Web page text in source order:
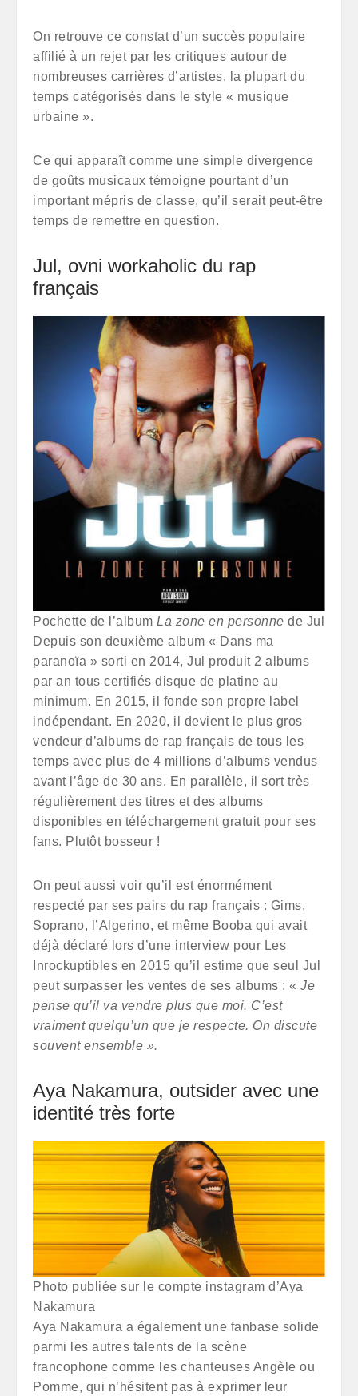
On retrouve ce constat d’un succès populaire
affilié à un rejet par les critiques autour de
nombreuses carrières d’artistes, la plupart du
temps catégorisés dans le style « musique
urbaine ».
Ce qui apparaît comme une simple divergence
de goûts musicaux témoigne pourtant d’un
important mépris de classe, qu’il serait peut-être
temps de remettre en question.
Jul, ovni workaholic du rap
français
Pochette de l’album La zone en personne de Jul
Depuis son deuxième album « Dans ma
paranoïa » sorti en 2014, Jul produit 2 albums
par an tous certifiés disque de platine au
minimum. En 2015, il fonde son propre label
indépendant. En 2020, il devient le plus gros
vendeur d’albums de rap français de tous les
temps avec plus de 4 millions d’albums vendus
avant l’âge de 30 ans. En parallèle, il sort très
régulièrement des titres et des albums
disponibles en téléchargement gratuit pour ses
fans. Plutôt bosseur !
On peut aussi voir qu’il est énormément
respecté par ses pairs du rap français : Gims,
Soprano, l’Algerino, et même Booba qui avait
déjà déclaré lors d’une interview pour Les
Inrockuptibles en 2015 qu’il estime que seul Jul
peut surpasser les ventes de ses albums : « Je
pense qu’il va vendre plus que moi. C’est
vraiment quelqu’un que je respecte. On discute
souvent ensemble ».
Aya Nakamura, outsider avec une
identité très forte
Photo publiée sur le compte instagram d’Aya
Nakamura
Aya Nakamura a également une fanbase solide
parmi les autres talents de la scène
francophone comme les chanteuses Angèle ou
Pomme, qui n’hésitent pas à exprimer leur